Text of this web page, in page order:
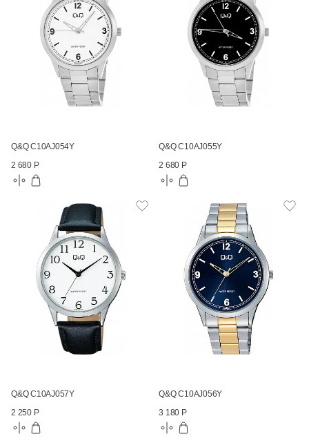
Q&Q C10AJ054Y
2 680 Р
Q&Q C10AJ055Y
2 680 Р
Q&Q C10AJ057Y
2 250 Р
Q&Q C10AJ056Y
3 180 Р